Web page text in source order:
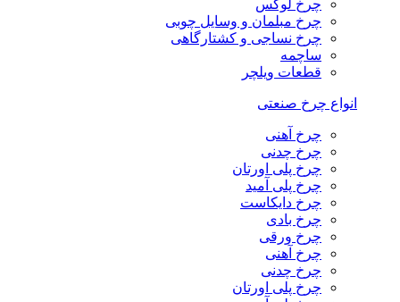
چرخ لوکس
چرخ مبلمان و وسایل چوبی
چرخ نساجی و کشتارگاهی
ساچمه
قطعات ویلچر
انواع چرخ صنعتی
چرخ آهنی
چرخ چدنی
چرخ پلی اورتان
چرخ پلی آمید
چرخ دایکاست
چرخ بادی
چرخ ورقی
چرخ آهنی
چرخ چدنی
چرخ پلی اورتان